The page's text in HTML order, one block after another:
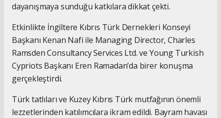
dayanışmaya sunduğu katkılara dikkat çekti.
Etkinlikte İngiltere Kıbrıs Türk Dernekleri Konseyi
Başkanı Kenan Nafi ile Managing Director, Charles
Ramsden Consultancy Services Ltd. ve Young Turkish
Cypriots Başkanı Eren Ramadan’da birer konuşma
gerçekleştirdi.
Türk tatlıları ve Kuzey Kıbrıs Türk mutfağının önemli
lezzetlerinden katılımcılara ikram edildi. Bayram havası